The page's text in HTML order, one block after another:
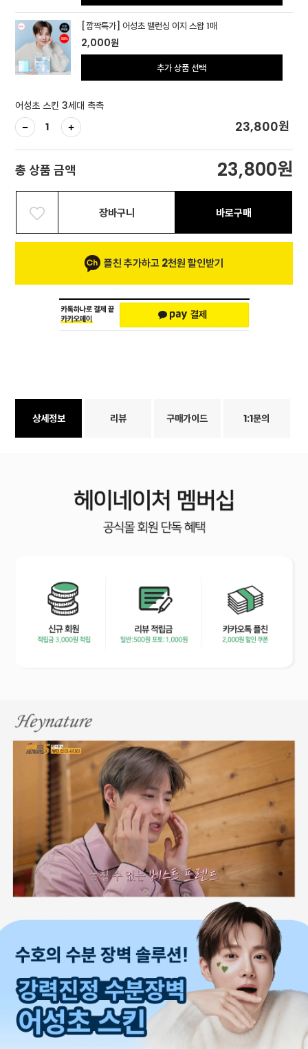
[깜짝특가] 어성초 밸런싱 이지 스왑 1매
2,000원
추가 상품 선택
어성초 스킨 3세대 촉촉
23,800원
총 상품 금액 23,800원
장바구니 바로구매
플친 추가하고 2천원 할인받기
상세정보 리뷰 구매가이드 1:1문의